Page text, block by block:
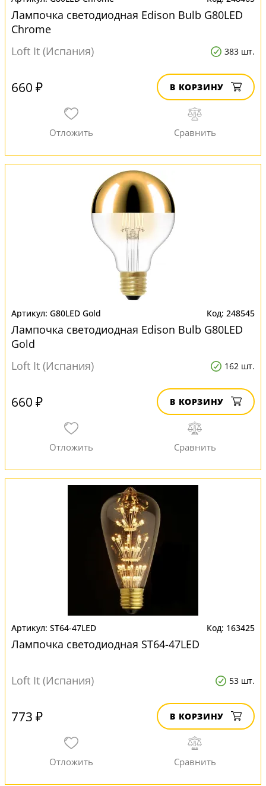
Лампочка светодиодная Edison Bulb G80LED
Chrome
Loft It (Испания)
383 шт.
660 ₽ В КОРЗИНУ
G80LED Gold 248545
Лампочка светодиодная Edison Bulb G80LED
Gold
Loft It (Испания)
162 шт.
660 ₽ В КОРЗИНУ
ST64-47LED 163425
Лампочка светодиодная ST64-47LED
Loft It (Испания) 53 шт.
773 ₽ В КОРЗИНУ